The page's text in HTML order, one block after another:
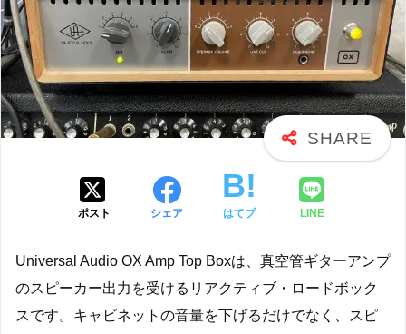
ポスト シェア はてブ LINE
Universal Audio OX Amp Top Boxは、真空管ギターアンプ
のスピーカー出力を受けるリアクティブ・ロードボック
スです。キャビネットの音量を下げるだけでなく、スピ